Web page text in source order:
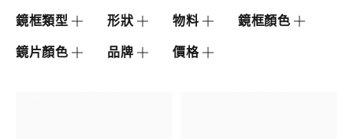
鏡框類型 形狀 物料
鏡框顏色
鏡片顏色
品牌 價格